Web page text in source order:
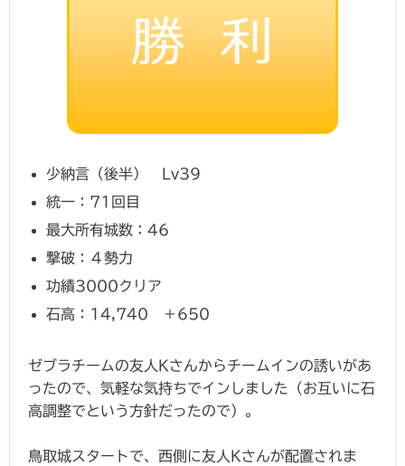
少納言（後半） Lv39
統一：71回目
最大所有城数：46
撃破：４勢力
功績3000クリア
石高：14,740 ＋650
ゼブラチームの友人Kさんからチームインの誘いがあ
ったので、気軽な気持ちでインしました（お互いに石
高調整でという方針だったので）。
鳥取城スタートで、西側に友人Kさんが配置されま